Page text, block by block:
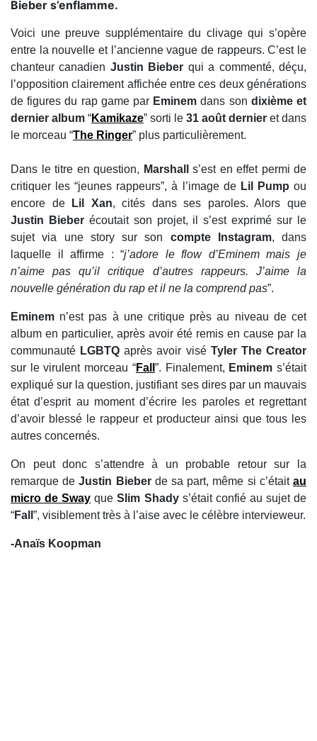
Bieber s’enflamme.
Voici une preuve supplémentaire du clivage qui s’opère
entre la nouvelle et l’ancienne vague de rappeurs. C’est le
chanteur canadien Justin Bieber qui a commenté, déçu,
l’opposition clairement affichée entre ces deux générations
de figures du rap game par Eminemdans son dixième et
dernier album “Kamikaze” sorti le 31 août dernier et dans
le morceau “The Ringer” plus particulièrement.
Dans le titre en question, Marshall
s’est en effet permi de
critiquer les “jeunes rappeurs”, à l’image deLil Pump ou
encore de
Lil Xan, cités dans ses paroles. Alors que
Justin Bieber écoutait son projet, il s’est exprimé sur le
sujet via une story sur son compte Instagram, dans
laquelle il affirme : “j’adore le flow d’Eminem mais je
n’aime pas qu’il critique d’autres rappeurs. J’aime la
nouvelle génération du rap et il ne la comprend pas”.
Eminem n’est pas à une critique près au niveau de cet
album en particulier, après avoir été remis en cause par la
communauté LGBTQaprès avoir viséTyler The Creator
sur le virulent morceau “Fall ”. Finalement, Eminem s’était
expliqué sur la question, justifiant ses dires par un mauvais
état d’esprit au moment d’écrire les paroles et regrettant
d’avoir blessé le rappeur et producteur ainsi que tous les
autres concernés.
On peut donc s’attendre à un probable retour sur la
remarque deJustin Bieberde sa part, même si c’étaitau
micro de Sway que Slim Shadys’était confié au sujet de
“Fall ”, visiblement très à l’aise avec le célèbre intervieweur.
-Anaïs Koopman